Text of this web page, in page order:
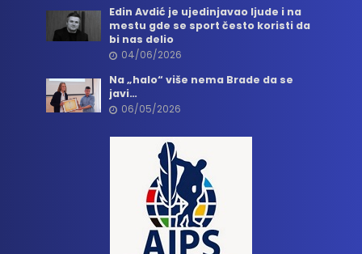
Edin Avdić je ujedinjavao ljude i na
mestu gde se sport često koristi da
bi nas delio
04/06/2026
Na „halo“ više nema Brade da se
javi…
06/05/2026